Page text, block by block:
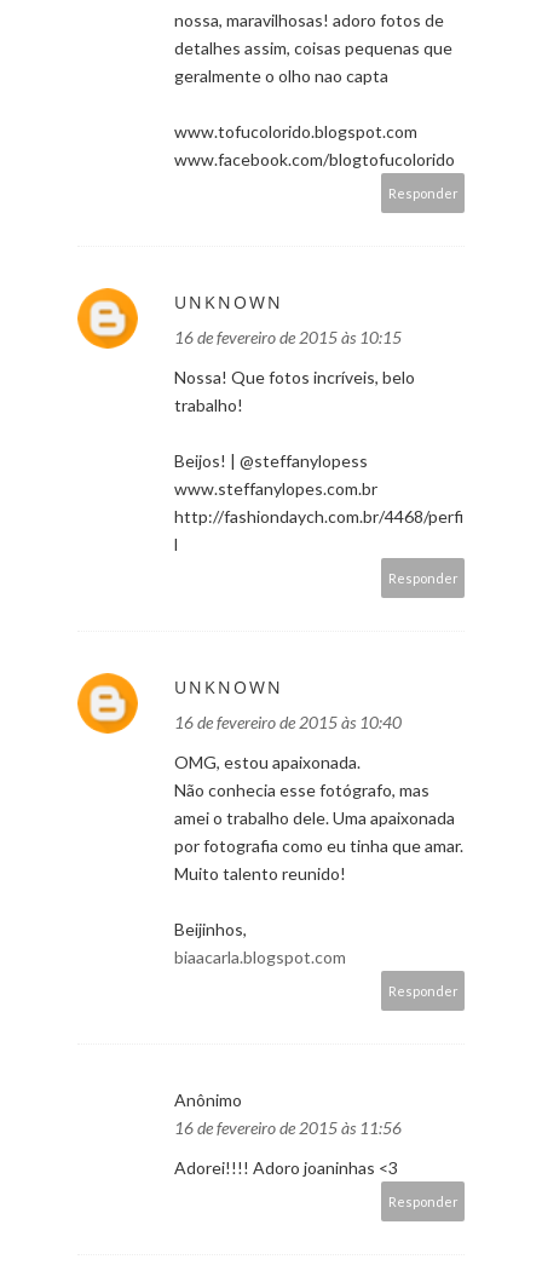
nossa, maravilhosas! adoro fotos de
detalhes assim, coisas pequenas que
geralmente o olho nao capta
www.tofucolorido.blogspot.com
www.facebook.com/blogtofucolorido
Responder
UNKNOWN
16 de fevereiro de 2015 às 10:15
Nossa! Que fotos incríveis, belo
trabalho!
Beijos! | @steffanylopess
www.steffanylopes.com.br
http://fashiondaych.com.br/4468/perfi
l
Responder
UNKNOWN
16 de fevereiro de 2015 às 10:40
OMG, estou apaixonada.
Não conhecia esse fotógrafo, mas
amei o trabalho dele. Uma apaixonada
por fotografia como eu tinha que amar.
Muito talento reunido!
Beijinhos,
biaacarla.blogspot.com
Responder
Anônimo
16 de fevereiro de 2015 às 11:56
Adorei!!!! Adoro joaninhas <3
Responder